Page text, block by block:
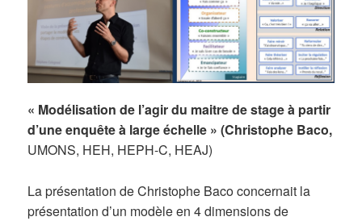
« Modélisation de l’agir du maitre de stage à partir
d’une enquête à large échelle » (Christophe Baco,
UMONS, HEH, HEPH-C, HEAJ)
La présentation de Christophe Baco concernait la
présentation d’un modèle en 4 dimensions de